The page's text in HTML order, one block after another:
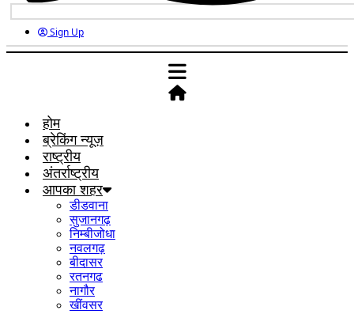
Sign Up
होम
ब्रेकिंग न्यूज़
राष्ट्रीय
अंतर्राष्ट्रीय
आपका शहर
डीडवाना
सुजानगढ़
निम्बीजोधा
नवलगढ़
बीदासर
रतनगढ
नागौर
खींवसर